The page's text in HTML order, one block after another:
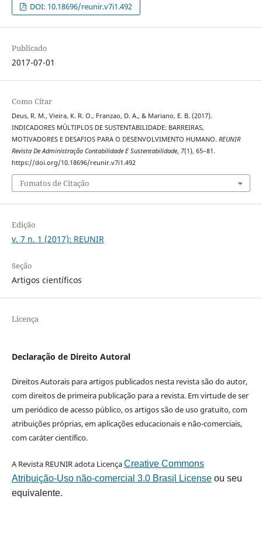
DOI: 10.18696/reunir.v7i1.492
Publicado
2017-07-01
Como Citar
Deus, R. M., Vieira, K. R. O., Franzao, D. A., & Mariano, E. B. (2017).
INDICADORES MÚLTIPLOS DE SUSTENTABILIDADE: BARREIRAS,
MOTIVADORES E DESAFIOS PARA O DESENVOLVIMENTO HUMANO. REUNIR
Revista De Administração Contabilidade E Sustentabilidade, 7(1), 65–81.
https://doi.org/10.18696/reunir.v7i1.492
Fomatos de Citação
Edição
v. 7 n. 1 (2017): REUNIR
Seção
Artigos científicos
Licença
Declaração de Direito Autoral
Direitos Autorais para artigos publicados nesta revista são do autor,
com direitos de primeira publicação para a revista. Em virtude de ser
um periódico de acesso público, os artigos são de uso gratuito, com
atribuições próprias, em aplicações educacionais e não-comerciais,
com caráter científico.
A Revista REUNIR adota LicençaCreative Commons
Atribuição-Uso não-comercial 3.0 Brasil Licenseou seu
equivalente.